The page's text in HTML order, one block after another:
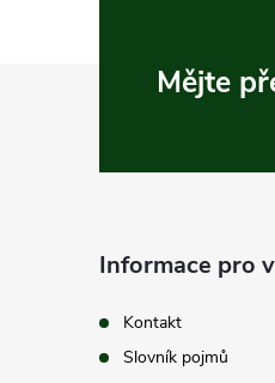
Mějte
Informace pro
Kontakt
Slovník pojmů